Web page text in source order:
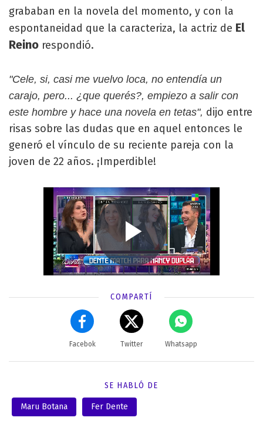
grababan en la novela del momento, y con la
espontaneidad que la caracteriza, la actriz de El
Reino respondió.
"Cele, si, casi me vuelvo loca, no entendía un
carajo, pero... ¿que querés?, empiezo a salir con
este hombre y hace una novela en tetas", dijo entre
risas sobre las dudas que en aquel entonces le
generó el vínculo de su reciente pareja con la
joven de 22 años. ¡Imperdible!
COMPARTÍ
Facebok Twitter Whatsapp
SE HABLÓ DE
Maru Botana Fer Dente